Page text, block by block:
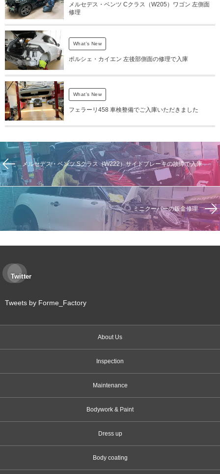
メルセデス・ベンツ Cクラス（W205）ワゴン 左側面
修理
What's New
ポルシェ・カイエン 左後部側面の修理で入庫
What's New
フェラーリ458 車検整備でご入庫いただきました
メルセデス・ベンツ Sクラス（W222）サイドブレーキの故障で入庫
ミニクーパーの鈑金修理
Twitter
Tweets by Forme_Factory
About Us
Inspection
Maintenance
Bodywork & Paint
Dress up
Body coating